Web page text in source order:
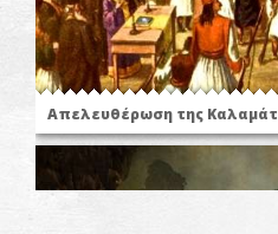
Απελευθέρωση της